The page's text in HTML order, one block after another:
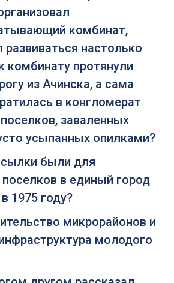
комбинат,
настолько
комбинату протянули
из Ачинска, а сама
в конгломерат
заваленных
усыпанных опилками?
были для
в единый город
1975 году?
микрорайонов и
молодого